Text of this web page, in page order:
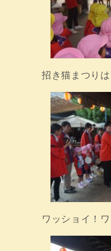
招き猫まつり
ワッショイ！